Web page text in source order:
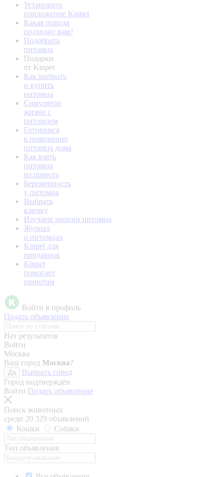
Установите
приложение Kinpet
Какая порода
подходит вам?
Подобрать
питомца
Подарки
от Kinpet
Как выбрать
и купить
питомца
Симулятор
жизни с
питомцем
Готовимся
к появлению
питомца дома
Как взять
питомца
из приюта
Беременность
у питомца
Выбрать
кличку
Изучаем эмоции питомца
Журнал
о питомцах
Kinpet для
продавцов
Kinpet
помогает
приютам
Войти в профиль
Подать объявление
Нет результатов
Войти
Москва
Ваш город Москва?
Да
Выбрать город
Город подтверждён
Войти Подать объявление
Поиск животных
среди 20 329 объявлений
Кошки
Собаки
Тип объявления